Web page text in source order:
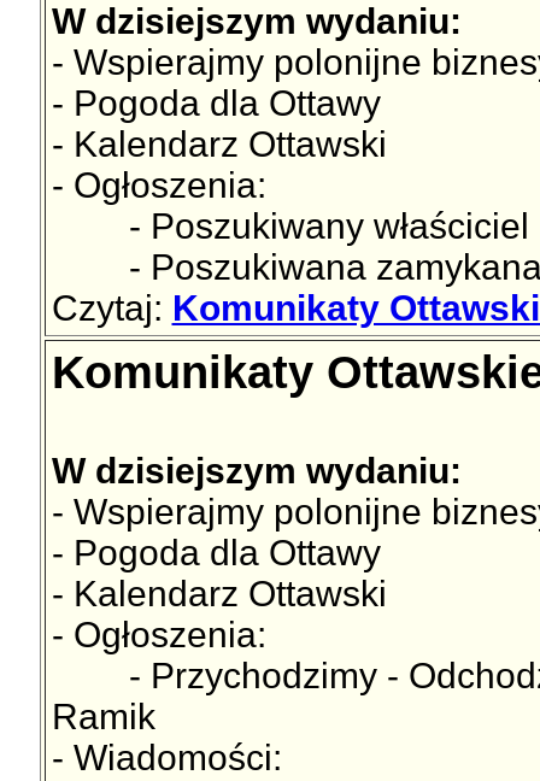
W dzisiejszym wydaniu:
- Wspierajmy polonijne
- Pogoda dla Ottawy
- Kalendarz Ottawski
- Ogłoszenia:
- Poszukiwany właściciel
- Poszukiwana zamykana
Czytaj: Komunikaty
Komunikaty
W dzisiejszym wydaniu:
- Wspierajmy polonijne
- Pogoda dla Ottawy
- Kalendarz Ottawski
- Ogłoszenia:
- Przychodzimy -
Ramik
- Wiadomości: